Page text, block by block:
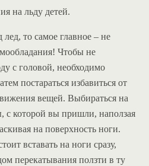
на льду детей.
то самое главное – не
Чтобы не
с головой, необходимо
постараться избавиться от
вещей. Выбираться на
с которой вы пришли, наползая
на поверхность ноги.
вставать на ноги сразу,
перекатывания ползти в ту